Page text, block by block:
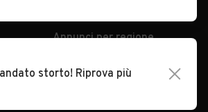
Annunci per regione
Tutte le auto usate
storto! Riprova più